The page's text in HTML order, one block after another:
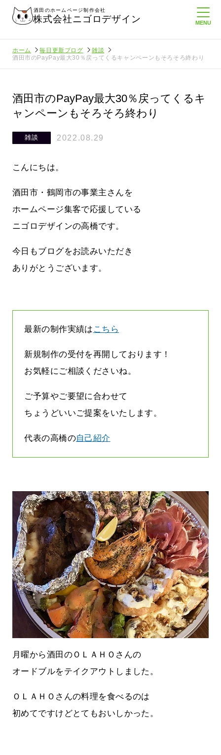
酒田のホームページ制作会社
株式会社ニゴロデザイン
ホーム 毎日更新ブログ
雑談
酒田市のPayPay最大30％戻ってくるキャンペーンもそろそろ終わり
酒田市のPayPay最大30％戻ってくるキ
ャンペーンもそろそろ終わり
雑談 2022.08.29
こんにちは。
酒田市・鶴岡市の事業主さんを
ホームページ集客で応援している
ニゴロデザインの高橋です。
今日もブログをお読みいただき
ありがとうございます。
最新の制作実績は こちら
新規制作の受付を再開しております！
お気軽にご相談くださいね。
ご予算やご要望に合わせて
ちょうどいいご提案をいたします。
代表の高橋の自己紹介
月曜から酒田のＯＬＡＨＯさんの
オードブルをテイクアウトしました。
ＯＬＡＨＯさんの料理を食べるのは
初めてですけどとてもおいしかった。
通信を持
なんです
ニゴロ通信８月号が届きました！まも
なくまちがい探しが変わります
2026.07.27